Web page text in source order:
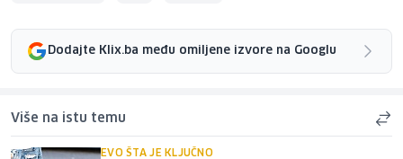
Dodajte Klix.ba među omiljene izvore na Googlu
Više na istu temu
EVO ŠTA JE KLJUČNO